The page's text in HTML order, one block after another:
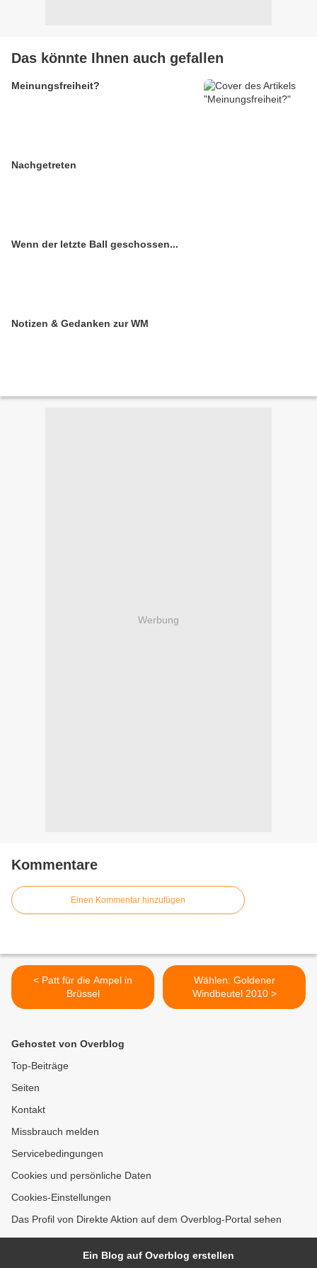
Das könnte Ihnen auch gefallen
Meinungsfreiheit?
Nachgetreten
Wenn der letzte Ball geschossen...
Notizen & Gedanken zur WM
Werbung
Kommentare
Einen Kommentar hinzufügen
< Patt für die Ampel in
Brüssel
Wählen: Goldener
Windbeutel 2010 >
Gehostet von Overblog
Top-Beiträge
Seiten
Kontakt
Missbrauch melden
Servicebedingungen
Cookies und persönliche Daten
Cookies-Einstellungen
Das Profil von Direkte Aktion auf dem Overblog-Portal sehen
Ein Blog auf Overblog erstellen